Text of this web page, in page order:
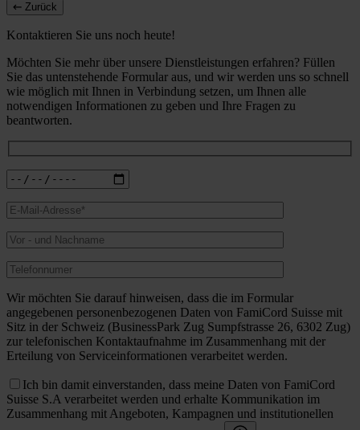
Zurück
Kontaktieren Sie uns noch heute!
Möchten Sie mehr über unsere Dienstleistungen erfahren? Füllen
Sie das untenstehende Formular aus, und wir werden uns so schnell
wie möglich mit Ihnen in Verbindung setzen, um Ihnen alle
notwendigen Informationen zu geben und Ihre Fragen zu
beantworten.
Wir möchten Sie darauf hinweisen, dass die im Formular
angegebenen personenbezogenen Daten von FamiCord Suisse mit
Sitz in der Schweiz (BusinessPark Zug Sumpfstrasse 26, 6302 Zug)
zur telefonischen Kontaktaufnahme im Zusammenhang mit der
Erteilung von Serviceinformationen verarbeitet werden.
Ich bin damit einverstanden, dass meine Daten von FamiCord
Suisse S.A verarbeitet werden und erhalte Kommunikation im
Zusammenhang mit Angeboten, Kampagnen und institutionellen